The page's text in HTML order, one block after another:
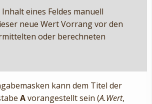
eines Feldes manuell
neue Wert Vorrang vor den
oder berechneten
kann dem Titel der
Avorangestellt sein (A.Wert,